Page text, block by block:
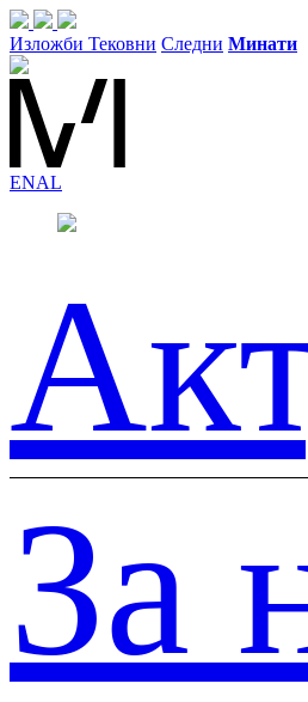
Изложби Тековни Следни Минати
ENAL
За